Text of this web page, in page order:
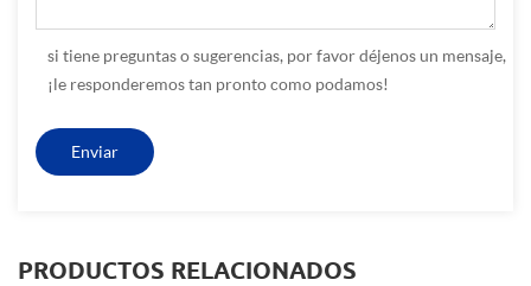
si tiene preguntas o sugerencias, por favor déjenos un mensaje,
¡le responderemos tan pronto como podamos!
PRODUCTOS RELACIONADOS